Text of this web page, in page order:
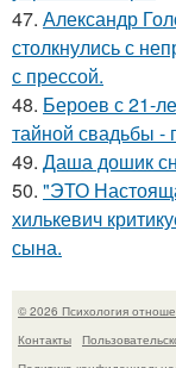
47. Александр
столкнулись с
с прессой.
48. Бероев с 21-
тайной свадьбы
49. Даша дошик
50. "ЭТО
хилькевич
сына.
© 2026 Психология
Контакты